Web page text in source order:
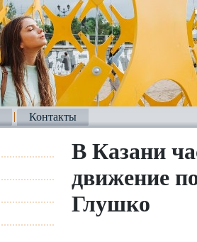
Контакты
В Казани
движение
Глушко